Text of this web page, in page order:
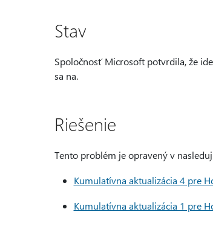
Stav
Spoločnosť Microsoft potvrdila, že
sa na.
Riešenie
Tento problém je opravený v
Kumulatívna aktualizácia 4 pre
Kumulatívna aktualizácia 1 pre